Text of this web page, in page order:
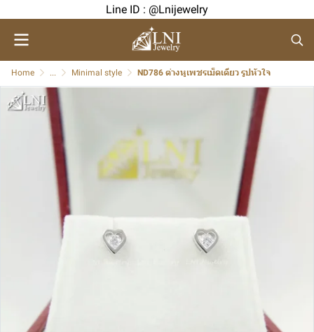
Line ID : @Lnijewelry
Home ... Minimal style ND786 ต่างหูเพชรเม็ดเดียว รูปหัวใจ